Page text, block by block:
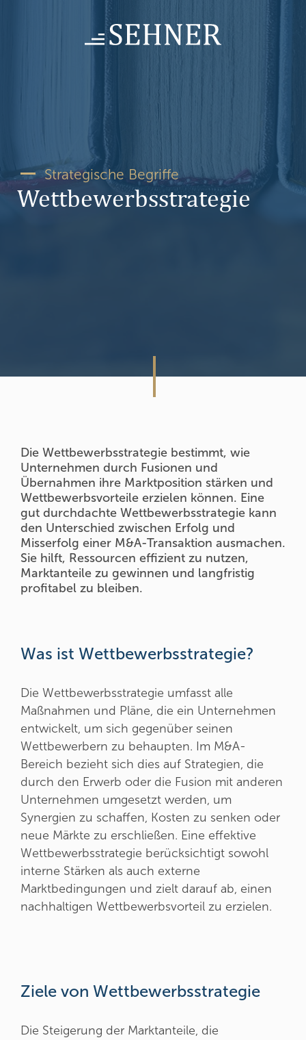
Strategische Begriffe
Wettbewerbsstrategie
Die Wettbewerbsstrategie bestimmt, wie
Unternehmen durch Fusionen und
Übernahmen ihre Marktposition stärken und
Wettbewerbsvorteile erzielen können. Eine
gut durchdachte Wettbewerbsstrategie kann
den Unterschied zwischen Erfolg und
Misserfolg einer M&A-Transaktion ausmachen.
Sie hilft, Ressourcen effizient zu nutzen,
Marktanteile zu gewinnen und langfristig
profitabel zu bleiben.
Was ist Wettbewerbsstrategie?
Die Wettbewerbsstrategie umfasst alle
Maßnahmen und Pläne, die ein Unternehmen
entwickelt, um sich gegenüber seinen
Wettbewerbern zu behaupten. Im M&A-
Bereich bezieht sich dies auf Strategien, die
durch den Erwerb oder die Fusion mit anderen
Unternehmen umgesetzt werden, um
Synergien zu schaffen, Kosten zu senken oder
neue Märkte zu erschließen. Eine effektive
Wettbewerbsstrategie berücksichtigt sowohl
interne Stärken als auch externe
Marktbedingungen und zielt darauf ab, einen
nachhaltigen Wettbewerbsvorteil zu erzielen.
Ziele von Wettbewerbsstrategie
Die Steigerung der Marktanteile, die